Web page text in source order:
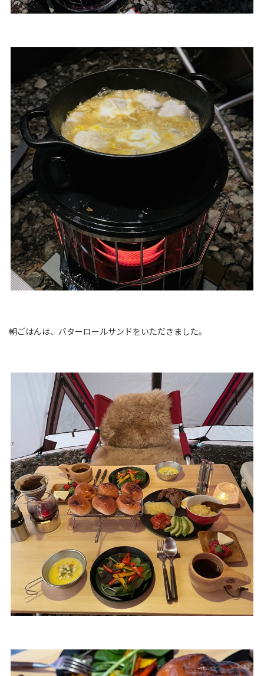
朝ごはんは、バターロールサンドをいただきました。